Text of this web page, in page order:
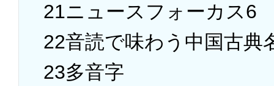
21ニュースフォーカス6
22音読で味わう中国古典
23多音字